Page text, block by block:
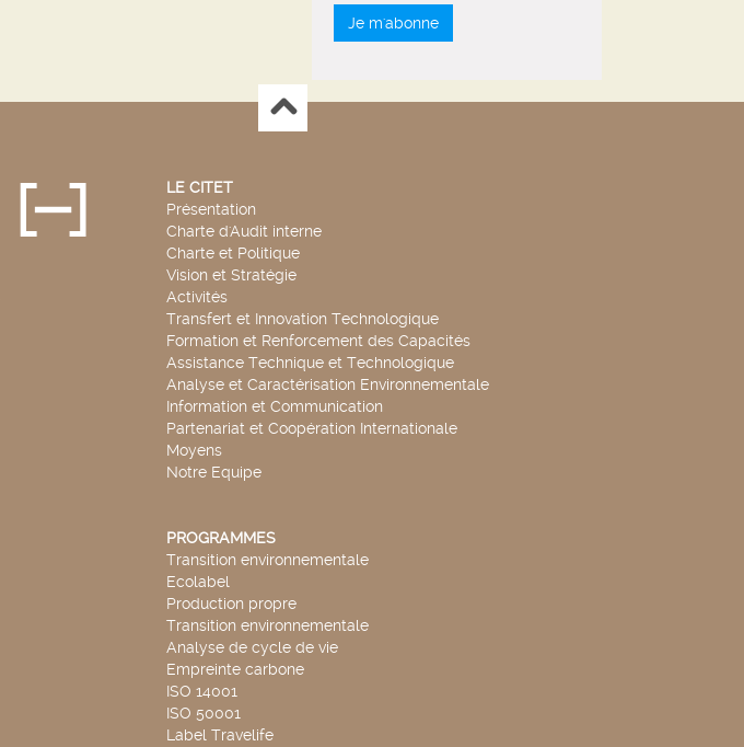
Je m'abonne
LE CITET
Présentation
Charte d'Audit interne
Charte et Politique
Vision et Stratégie
Activités
Transfert et Innovation Technologique
Formation et Renforcement des Capacités
Assistance Technique et Technologique
Analyse et Caractérisation Environnementale
Information et Communication
Partenariat et Coopération Internationale
Moyens
Notre Equipe
PROGRAMMES
Transition environnementale
Ecolabel
Production propre
Transition environnementale
Analyse de cycle de vie
Empreinte carbone
ISO 14001
ISO 50001
Label Travelife